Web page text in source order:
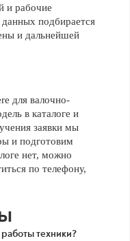
и рабочие
подбирается
и дальнейшей
для валочно-
в каталоге и
заявки мы
и подготовим
нет, можно
по телефону,
техники?